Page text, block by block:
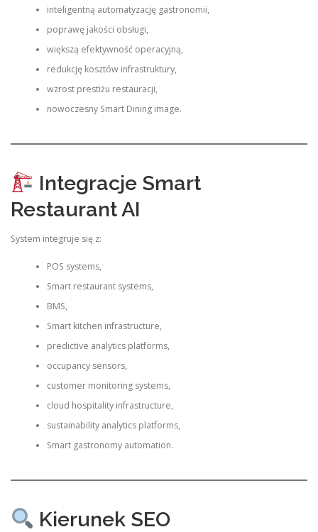
inteligentną automatyzację gastronomii,
poprawę jakości obsługi,
większą efektywność operacyjną,
redukcję kosztów infrastruktury,
wzrost prestiżu restauracji,
nowoczesny Smart Dining image.
Integracje Smart
Restaurant AI
System integruje się z:
POS systems,
Smart restaurant systems,
BMS,
Smart kitchen infrastructure,
predictive analytics platforms,
occupancy sensors,
customer monitoring systems,
cloud hospitality infrastructure,
sustainability analytics platforms,
Smart gastronomy automation.
Kierunek SEO